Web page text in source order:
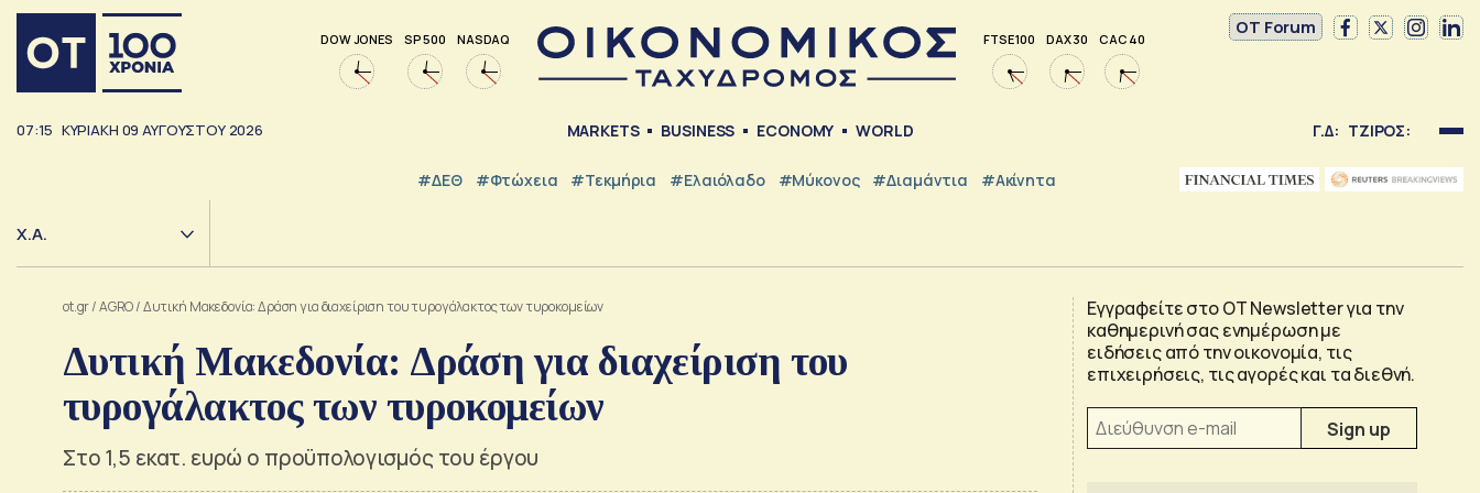
DOW JONES SP 500 NASDAQ FTSE 100 DAX 30 CAC 40
OT Forum
07:15 ΚΥΡΙΑΚΗ 09 ΑΥΓΟΥΣΤΟΥ 2026 MARKETS BUSINESS ECONOMY WORLD Γ.Δ: ΤΖΙΡΟΣ:
#ΔΕΘ #Φτώχεια #Τεκμήρια #Ελαιόλαδο #Μύκονος #Διαμάντια #Ακίνητα
Χ.Α.
ot.gr/AGRO/Δυτική Μακεδονία: Δράση για διαχείριση του τυρογάλακτος των τυροκομείων
Δυτική Μακεδονία: Δράση για διαχείριση του
τυρογάλακτος των τυροκομείων
Στο 1,5 εκατ. ευρώ ο προϋπολογισμός του έργου
Εγγραφείτε στο OT Newsletter για την
καθημερινή σας ενημέρωση με
ειδήσεις από την οικονομία, τις
επιχειρήσεις, τις αγορές και τα διεθνή.